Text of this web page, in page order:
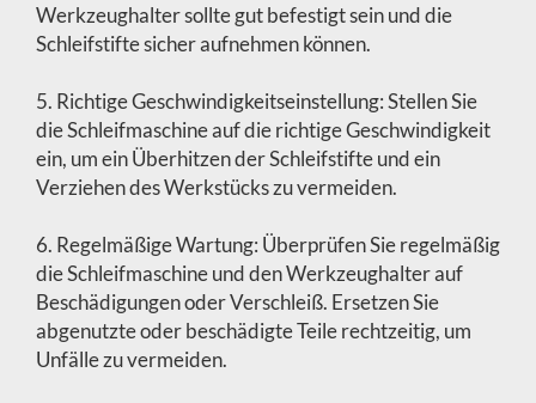
Werkzeughalter sollte gut befestigt sein und die
Schleifstifte sicher aufnehmen können.
5. Richtige Geschwindigkeitseinstellung: Stellen Sie
die Schleifmaschine auf die richtige Geschwindigkeit
ein, um ein Überhitzen der Schleifstifte und ein
Verziehen des Werkstücks zu vermeiden.
6. Regelmäßige Wartung: Überprüfen Sie regelmäßig
die Schleifmaschine und den Werkzeughalter auf
Beschädigungen oder Verschleiß. Ersetzen Sie
abgenutzte oder beschädigte Teile rechtzeitig, um
Unfälle zu vermeiden.